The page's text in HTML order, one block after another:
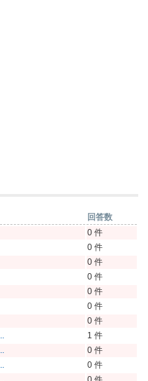
回答数
0 件
0 件
0 件
0 件
0 件
0 件
0 件
1 件
0 件
0 件